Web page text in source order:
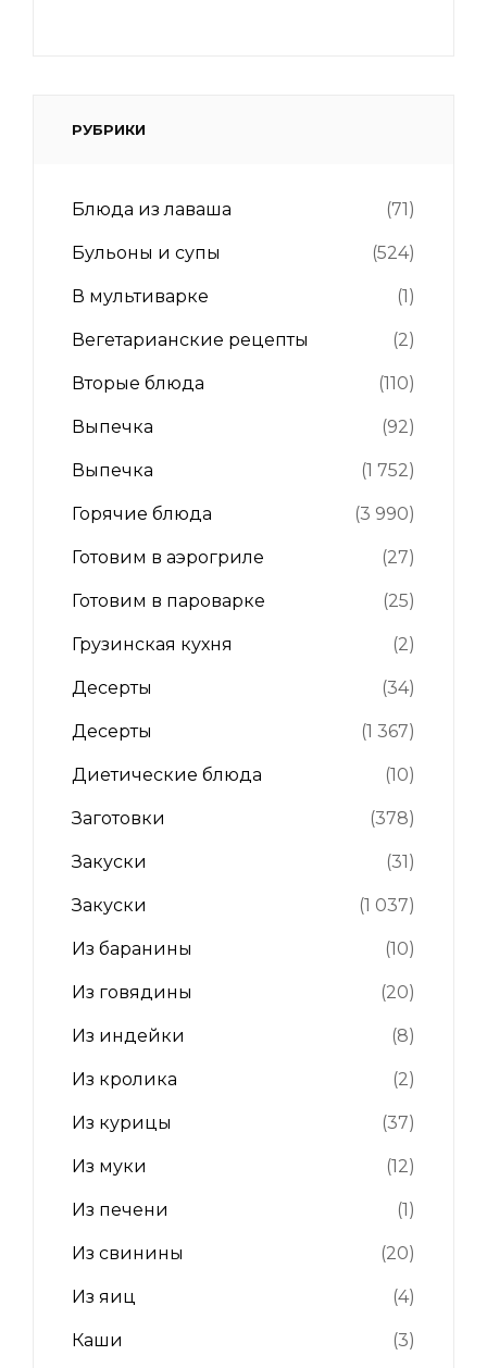
РУБРИКИ
Блюда из лаваша (71)
Бульоны и супы (524)
В мультиварке (1)
Вегетарианские рецепты (2)
Вторые блюда (110)
Выпечка (92)
Выпечка (1 752)
Горячие блюда (3 990)
Готовим в аэрогриле (27)
Готовим в пароварке (25)
Грузинская кухня (2)
Десерты (34)
Десерты (1 367)
Диетические блюда (10)
Заготовки (378)
Закуски (31)
Закуски (1 037)
Из баранины (10)
Из говядины (20)
Из индейки (8)
Из кролика (2)
Из курицы (37)
Из муки (12)
Из печени (1)
Из свинины (20)
Из яиц (4)
Каши (3)